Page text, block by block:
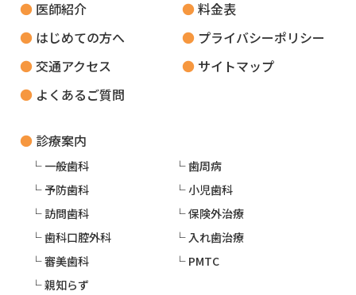
はじめての方へ
採用情報
交通アクセス
よくあるご質問
お問い合わせ
医師紹介
はじめての方へ
交通アクセス
よくあるご質問
診療案内
一般歯科
歯周病
予防歯科
小児歯科
訪問歯科
保険外治療
歯科口腔外科
入れ歯治療
審美歯科
PMTC
親知らず
料金表
プライバシーポリシー
サイトマップ